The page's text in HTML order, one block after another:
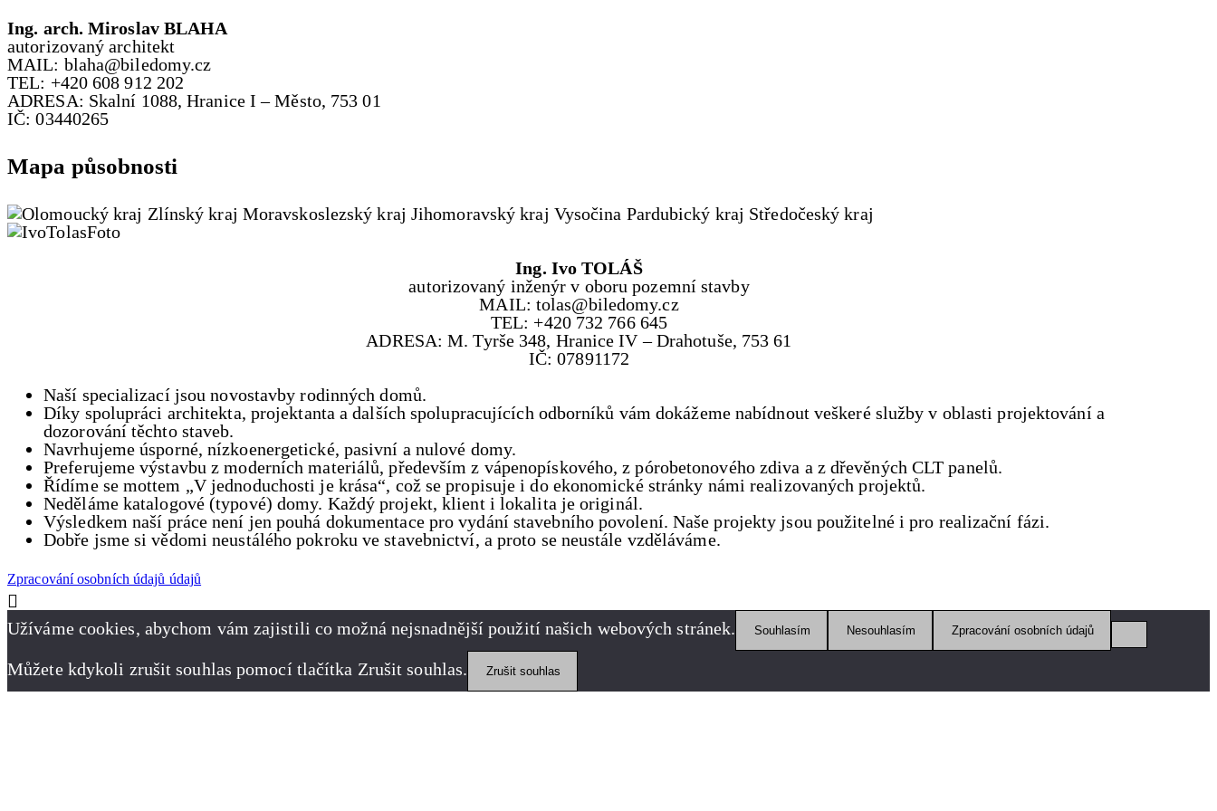
Ing. arch. Miroslav BLAHA
autorizovaný architekt
MAIL: blaha@biledomy.cz
TEL: +420 608 912 202
ADRESA: Skalní 1088, Hranice I – Město, 753 01
IČ: 03440265
Mapa působnosti
Ing. Ivo TOLÁŠ
autorizovaný inženýr v oboru pozemní stavby
MAIL: tolas@biledomy.cz
TEL: +420 732 766 645
ADRESA: M. Tyrše 348, Hranice IV – Drahotuše, 753 61
IČ: 07891172
Naší specializací jsou novostavby rodinných domů.
Díky spolupráci architekta, projektanta a dalších spolupracujících odborníků vám dokážeme nabídnout veškeré služby v oblasti projektování a
dozorování těchto staveb.
Navrhujeme úsporné, nízkoenergetické, pasivní a nulové domy.
Preferujeme výstavbu z moderních materiálů, především z vápenopískového, z pórobetonového zdiva a z dřevěných CLT panelů.
Řídíme se mottem „V jednoduchosti je krása“, což se propisuje i do ekonomické stránky námi realizovaných projektů.
Neděláme katalogové (typové) domy. Každý projekt, klient i lokalita je originál.
Výsledkem naší práce není jen pouhá dokumentace pro vydání stavebního povolení. Naše projekty jsou použitelné i pro realizační fázi.
Dobře jsme si vědomi neustálého pokroku ve stavebnictví, a proto se neustále vzděláváme.
Zpracování osobních údajů údajů
Užíváme cookies, abychom vám zajistili co možná nejsnadnější použití našich webových stránek. Souhlasím Nesouhlasím Zpracování osobních údajů
Můžete kdykoli zrušit souhlas pomocí tlačítka Zrušit souhlas. Zrušit souhlas